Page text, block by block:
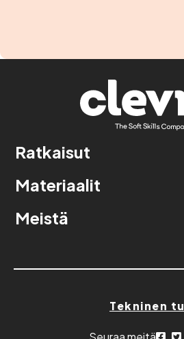
Ratkaisut
Materiaalit
Meistä
Tekninen